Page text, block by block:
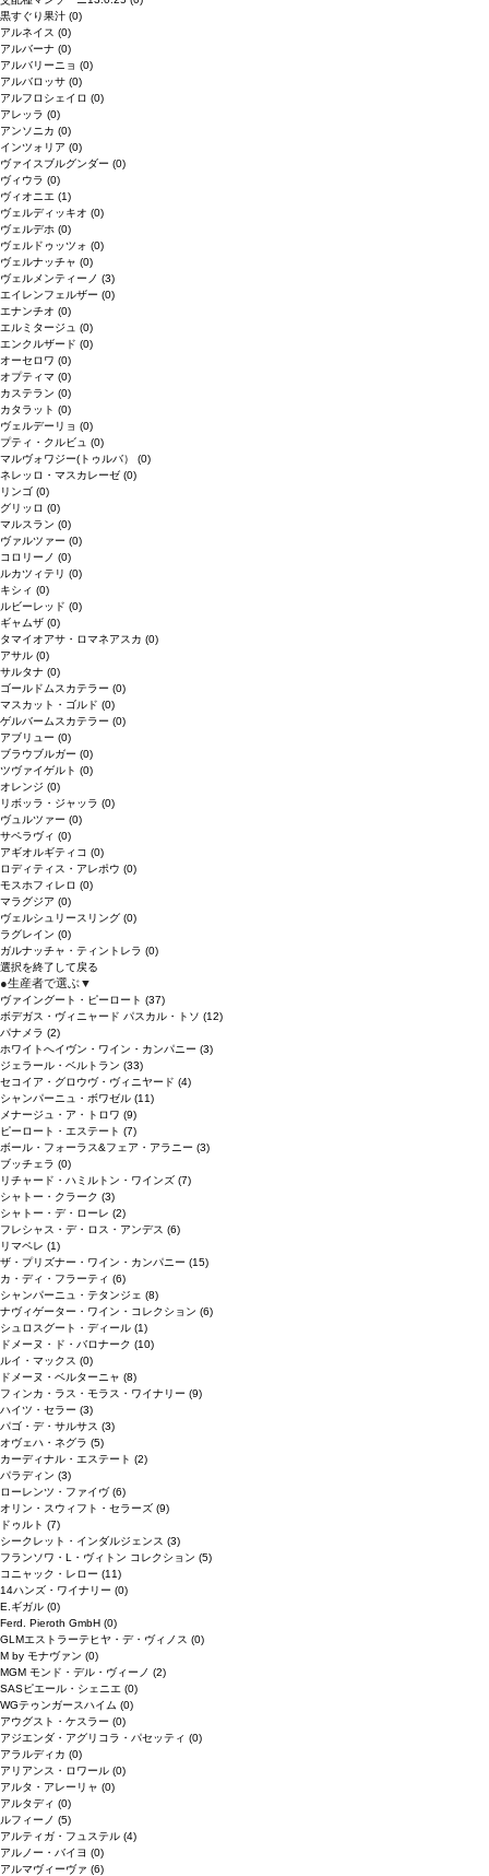
黒すぐり果汁 (0)
アルネイス (0)
アルバーナ (0)
アルバリーニョ (0)
アルバロッサ (0)
アルフロシェイロ (0)
アレッラ (0)
アンソニカ (0)
インツォリア (0)
ヴァイスブルグンダー (0)
ヴィウラ (0)
ヴィオニエ (1)
ヴェルディッキオ (0)
ヴェルデホ (0)
ヴェルドゥッツォ (0)
ヴェルナッチャ (0)
ヴェルメンティーノ (3)
エイレンフェルザー (0)
エナンチオ (0)
エルミタージュ (0)
エンクルザード (0)
オーセロワ (0)
オプティマ (0)
カステラン (0)
カタラット (0)
ヴェルデーリョ (0)
プティ・クルビュ (0)
マルヴォワジー(トゥルバ） (0)
ネレッロ・マスカレーゼ (0)
リンゴ (0)
グリッロ (0)
マルスラン (0)
ヴァルツァー (0)
コロリーノ (0)
ルカツィテリ (0)
キシィ (0)
ルビーレッド (0)
ギャムザ (0)
タマイオアサ・ロマネアスカ (0)
アサル (0)
サルタナ (0)
ゴールドムスカテラー (0)
マスカット・ゴルド (0)
ゲルバームスカテラー (0)
アブリュー (0)
ブラウブルガー (0)
ツヴァイゲルト (0)
オレンジ (0)
リボッラ・ジャッラ (0)
ヴュルツァー (0)
サペラヴィ (0)
アギオルギティコ (0)
ロディティス・アレポウ (0)
モスホフィレロ (0)
マラグジア (0)
ヴェルシュリースリング (0)
ラグレイン (0)
ガルナッチャ・ティントレラ (0)
選択を終了して戻る
●生産者で選ぶ▼
ヴァイングート・ピーロート (37)
ボデガス・ヴィニャード パスカル・トソ (12)
パナメラ (2)
ホワイトへイヴン・ワイン・カンパニー (3)
ジェラール・ベルトラン (33)
セコイア・グロウヴ・ヴィニヤード (4)
シャンパーニュ・ボワゼル (11)
メナージュ・ア・トロワ (9)
ピーロート・エステート (7)
ボール・フォーラス&フェア・アラニー (3)
ブッチェラ (0)
リチャード・ハミルトン・ワインズ (7)
シャトー・クラーク (3)
シャトー・デ・ローレ (2)
フレシャス・デ・ロス・アンデス (6)
リマペレ (1)
ザ・プリズナー・ワイン・カンパニー (15)
カ・ディ・フラーティ (6)
シャンパーニュ・テタンジェ (8)
ナヴィゲーター・ワイン・コレクション (6)
シュロスグート・ディール (1)
ドメーヌ・ド・バロナーク (10)
ルイ・マックス (0)
ドメーヌ・ベルターニャ (8)
フィンカ・ラス・モラス・ワイナリー (9)
ハイツ・セラー (3)
パゴ・デ・サルサス (3)
オヴェハ・ネグラ (5)
カーディナル・エステート (2)
パラディン (3)
ローレンツ・ファイヴ(6)
オリン・スウィフト・セラーズ (9)
ドゥルト (7)
シークレット・インダルジェンス (3)
フランソワ・L・ヴィトン コレクション (5)
コニャック・レロー (11)
14ハンズ・ワイナリー (0)
E.ギガル (0)
Ferd. Pieroth GmbH (0)
GLMエストラーテヒヤ・デ・ヴィノス (0)
M by モナヴァン (0)
MGM モンド・デル・ヴィーノ (2)
SASピエール・シェニエ (0)
WGテゥンガースハイム (0)
アウグスト・ケスラー (0)
アジエンダ・アグリコラ・パセッティ (0)
アラルディカ (0)
アリアンス・ロワール (0)
アルタ・アレーリャ (0)
アルタディ (0)
ルフィーノ (5)
アルティガ・フュステル (4)
アルノー・バイヨ (0)
アルマヴィーヴァ (6)